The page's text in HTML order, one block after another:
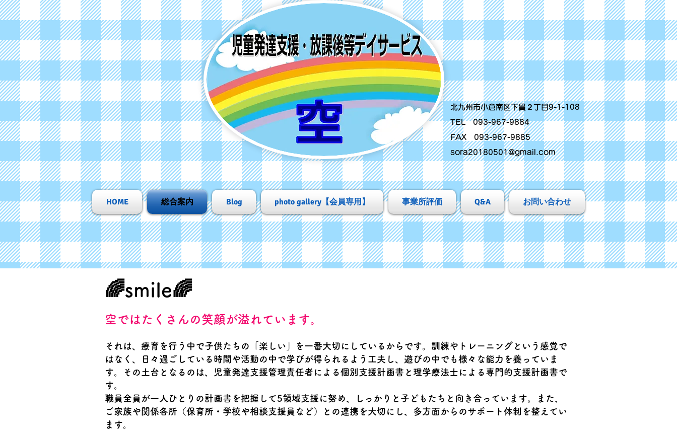
北九州市小倉南区下貫２丁目9-1-108
TEL 093-967-9884
FAX 093-967-9885
sora20180501@gmail.com
HOME 総合案内 Blog photo gallery【会員専用】 事業所評価 Q&A お問い合わせ
🌈smile🌈
空ではたくさんの笑顔が溢れています。
それは、療育を行う中で子供たちの「楽しい」を一番大切にしているからです。訓練やトレーニングという感覚で
はなく、日々過ごしている時間や活動の中で学びが得られるよう工夫し、遊びの中でも様々な能力を養っていま
す。その土台となるのは、児童発達支援管理責任者による個別支援計画書と理学療法士による専門的支援計画書で
す。
職員全員が一人ひとりの計画書を把握して5領域支援に努め、しっかりと子どもたちと向き合っています。また、
ご家族や関係各所（保育所・学校や相談支援員など）との連携を大切にし、多方面からのサポート体制を整えてい
ます。